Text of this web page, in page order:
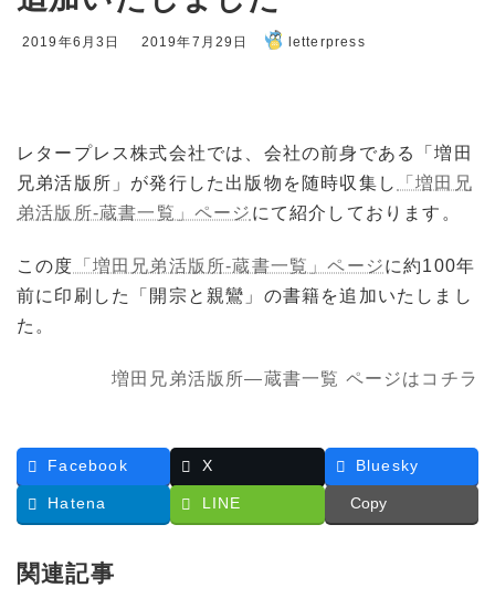
2019年6月3日
最
時
:
2019年7月29日 letterpress
レタープレス株式会社では、会社の前身である「増田
兄弟活版所」が発行した出版物を随時収集し
「増田兄
弟活版所-蔵書一覧」ページ にて紹介しております。
この度 「増田兄弟活版所-蔵書一覧」ページに約100年
前に印刷した「開宗と親鸞」の書籍を追加いたしまし
た。
増田兄弟活版所―蔵書一覧 ページはコチラ
Facebook X Bluesky
Hatena LINE Copy
関連記事